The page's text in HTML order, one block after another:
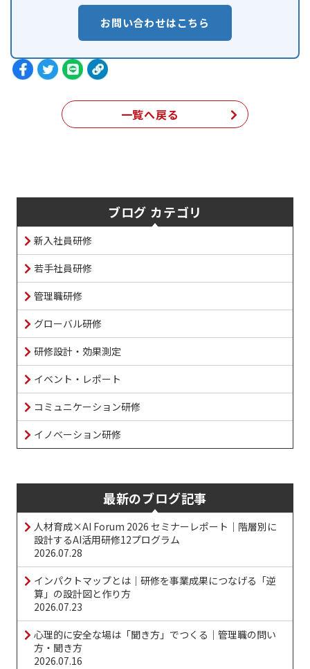
お問い合わせはこちら
一覧へ戻る
ブログ カテゴリ
新入社員研修
若手社員研修
管理職研修
グローバル研修
研修設計・効果測定
イベント・レポート
コミュニケーション研修
イノベーション研修
最新のブログ記事
人材育成×AI Forum 2026 セミナーレポート｜階層別に
設計するAI活用研修12プログラム
2026.07.28
インパクトマップとは｜研修を事業成果につなげる「逆
算」の設計図と作り方
2026.07.23
心理的に安全な場は「聞き方」でつくる｜管理職の問い
方・聞き方
2026.07.16